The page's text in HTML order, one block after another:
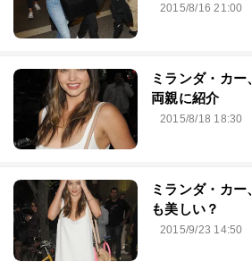
2015/8/16 21:00
ミランダ・カ
両親に紹介
2015/8/18 18:30
ミランダ・カ
も美しい？
2015/9/23 14:50